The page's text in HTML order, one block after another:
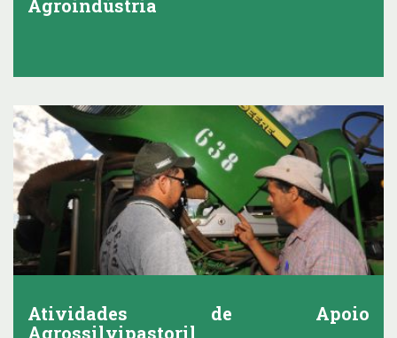
Agroindústria
Atividades de Apoio
Agrossilvipastoril